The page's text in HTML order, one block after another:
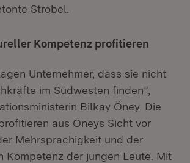
Strobel.
Kompetenz profitieren
Unternehmer, dass sie nicht
im Südwesten finden”,
Bilkay Öney. Die
aus Öneys Sicht vor
Mehrsprachigkeit und der
Kompetenz der jungen Leute. Mit